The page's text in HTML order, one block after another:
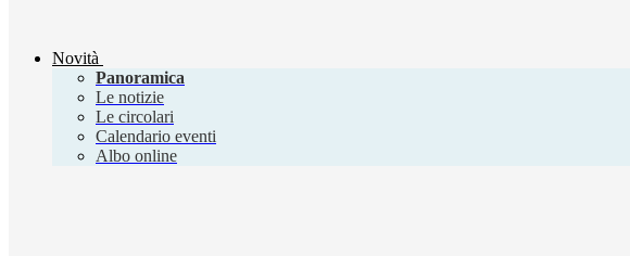
Novità
Panoramica
Le notizie
Le circolari
Calendario eventi
Albo online